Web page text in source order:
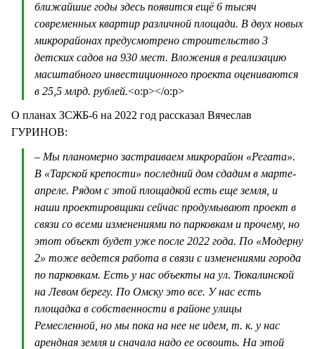
ближайшие годы здесь появится ещё 6 тысяч
современных квартир различной площади. В двух новых
микрорайонах предусмотрено строительство 3
детских садов на 930 мест. Вложения в реализацию
масштабного инвестиционного проекта оцениваются
в 25,5 млрд. рублей.<o:p></o:p>
О планах ЗСЖБ-6 на 2022 год рассказал Вячеслав
ГУРИНОВ:
– Мы планомерно застраиваем микрорайон «Регата».
В «Тарской крепости» последний дом сдадим в марте-
апреле. Рядом с этой площадкой есть еще земля, и
наши проектировщики сейчас продумывают проект в
связи со всеми изменениями по парковкам и прочему, но
этот объект будет уже после 2022 года. По «Модерну
2» тоже ведется работа в связи с изменениями города
по парковкам. Есть у нас объекты на ул. Тюкалинской
на Левом берегу. По Омску это все. У нас есть
площадка в собственности в районе улицы
Ремесленной, но мы пока на нее не идем, т. к. у нас
арендная земля и сначала надо ее освоить. На этой